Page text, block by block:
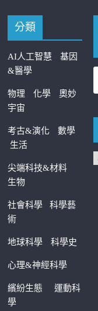
分類
AI人工智慧
基因
&醫學
物理 化學
奧妙
宇宙
考古&演化
數學
生活
尖端科技&材料
生物
社會科學科學藝
術
地球科學 科學史
心理&神經科學
繽紛生態運動科
學